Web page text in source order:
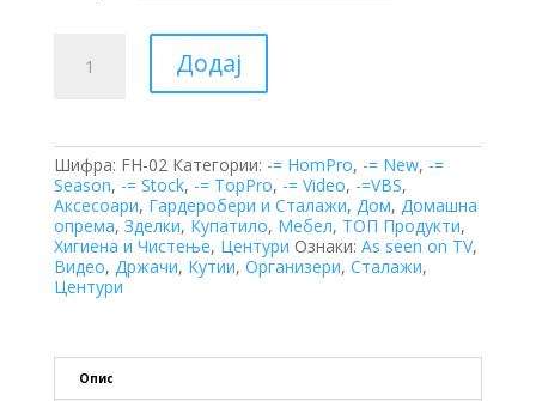
количина
Додај
Шифра: FH-02 Категории: -= HomPro, -= New, -=
Season, -= Stock, -= TopPro, -= Video, -=VBS,
Аксесоари, Гардеробери и Сталажи, Дом, Домашна
опрема, Зделки, Купатило, Мебел, ТОП Продукти,
Хигиена и Чистење, Центури Ознаки: As seen on TV,
Видео, Држачи, Кутии, Организери, Сталажи,
Центури
Опис